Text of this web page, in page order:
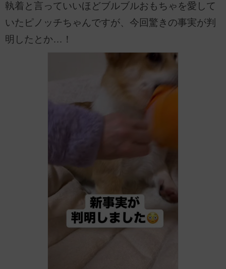
執着と言っていいほどブルブルおもちゃを愛して
いたピノッチちゃんですが、今回驚きの事実が判
明したとか…！